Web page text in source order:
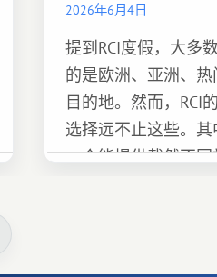
2026年6月4日
提到RCI度假，大多
的是欧洲、亚洲、
目的地。然而，RCI
选择远不止这些。
一个能提供截然不